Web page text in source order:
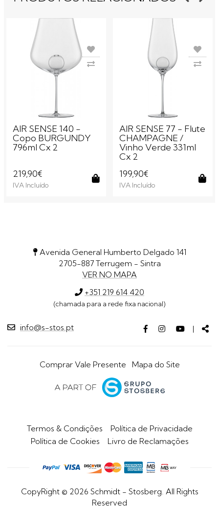
AIR SENSE 140 -
Copo BURGUNDY
796ml Cx 2
219,90€
IVA Incluído Comprar
AIR SENSE 77 - Flute
CHAMPAGNE /
Vinho Verde 331ml
Cx 2
199,90€
IVA Incluído
Avenida General Humberto Delgado 141
2705-887 Terrugem - Sintra
VER NO MAPA
+351 219 614 420
(chamada para a rede fixa nacional)
info@s-stos.pt
Facebook
InstagramYoutube
|
Comprar Vale Presente Mapa do Site
Termos & Condições
Política de Privacidade
Política de Cookies
Livro de Reclamações
CopyRight © 2026 Schmidt - Stosberg. All Rights
Reserved